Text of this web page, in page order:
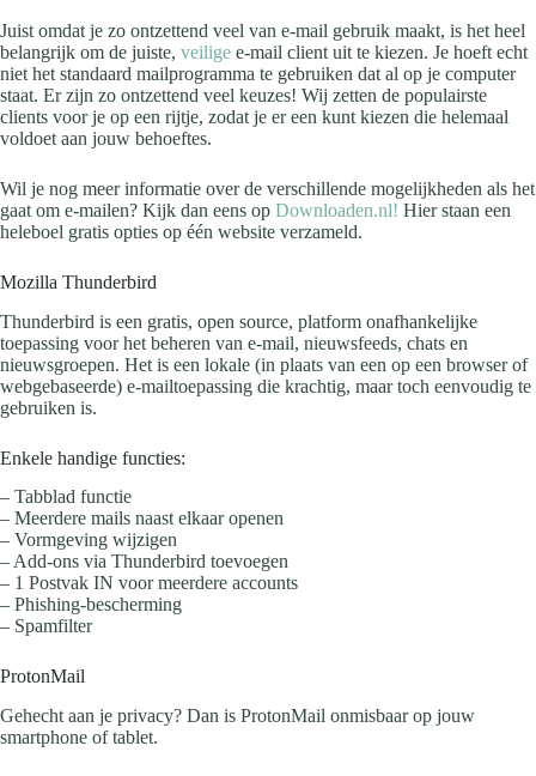
Juist omdat je zo ontzettend veel van e-mail gebruik maakt, is het heel
belangrijk om de juiste, veilige e-mail client uit te kiezen. Je hoeft echt
niet het standaard mailprogramma te gebruiken dat al op je computer
staat. Er zijn zo ontzettend veel keuzes! Wij zetten de populairste
clients voor je op een rijtje, zodat je er een kunt kiezen die helemaal
voldoet aan jouw behoeftes.
Wil je nog meer informatie over de verschillende mogelijkheden als het
gaat om e-mailen? Kijk dan eens op Downloaden.nl! Hier staan een
heleboel gratis opties op één website verzameld.
Mozilla Thunderbird
Thunderbird is een gratis, open source, platform onafhankelijke
toepassing voor het beheren van e-mail, nieuwsfeeds, chats en
nieuwsgroepen. Het is een lokale (in plaats van een op een browser of
webgebaseerde) e-mailtoepassing die krachtig, maar toch eenvoudig te
gebruiken is.
Enkele handige functies:
– Tabblad functie
– Meerdere mails naast elkaar openen
– Vormgeving wijzigen
– Add-ons via Thunderbird toevoegen
– 1 Postvak IN voor meerdere accounts
– Phishing-bescherming
– Spamfilter
ProtonMail
Gehecht aan je privacy? Dan is ProtonMail onmisbaar op jouw
smartphone of tablet.